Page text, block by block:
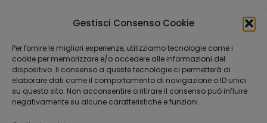
Gestisci Consenso Cookie
Per fornire le migliori esperienze, utilizziamo tecnologie come i
cookie per memorizzare e/o accedere alle informazioni del
dispositivo. Il consenso a queste tecnologie ci permetterà di
elaborare dati come il comportamento di navigazione o ID unici
su questo sito. Non acconsentire o ritirare il consenso può influire
negativamente su alcune caratteristiche e funzioni.
PUOI PAGARE CON: